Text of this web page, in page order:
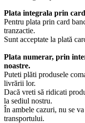
Plata integrala prin
Pentru plata prin card
tranzactie.
Sunt acceptate la plată
Plata numerar, prin
noastre.
Puteti plăti produsele
livrării lor.
Dacă vreti să ridicati
la sediul nostru.
În ambele cazuri, nu se
transportului.